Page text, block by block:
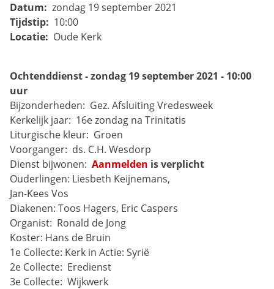
Datum: zondag 19 september 2021
Tijdstip: 10:00
Locatie: Oude Kerk
Ochtenddienst - zondag 19 september 2021 - 10:00
uur
Bijzonderheden: Gez. Afsluiting Vredesweek
Kerkelijk jaar: 16e zondag na Trinitatis
Liturgische kleur: Groen
Voorganger: ds. C.H. Wesdorp
Dienst bijwonen: Aanmelden is verplicht
Ouderlingen: Liesbeth Keijnemans,
Jan-Kees Vos
Diakenen: Toos Hagers, Eric Caspers
Organist: Ronald de Jong
Koster: Hans de Bruin
1e Collecte: Kerk in Actie: Syrië
2e Collecte: Eredienst
3e Collecte: Wijkwerk